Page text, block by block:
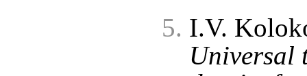
I.V.
Universal